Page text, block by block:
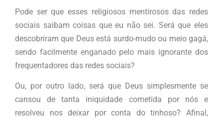
Pode ser que esses religiosos mentirosos das redes
sociais saibam coisas que eu não sei. Será que eles
descobriram que Deus está surdo-mudo ou meio gagá,
sendo facilmente enganado pelo mais ignorante dos
frequentadores das redes sociais?
Ou, por outro lado, será que Deus simplesmente se
cansou de tanta iniquidade cometida por nós e
resolveu nos deixar por conta do tinhoso? Afinal,